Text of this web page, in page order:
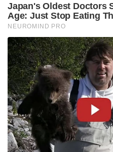
Japan's Oldest Doctors
Age: Just Stop Eating
NEUROMIND PRO